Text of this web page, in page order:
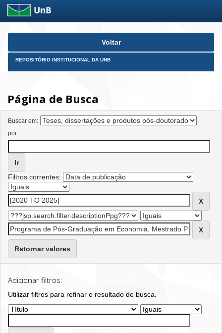
Skip
Voltar
REPOSITÓRIO INSTITUCIONAL DA UNB
Página de Busca
Buscar em:
por
Filtros correntes:
Retornar valores
Adicionar filtros:
Utilizar filtros para refinar o resultado de busca.